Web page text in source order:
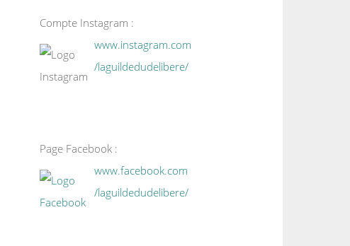
Compte Instagram :
www.instagram.com
/laguildedudelibere/
Page Facebook :
www.facebook.com
/laguildedudelibere/